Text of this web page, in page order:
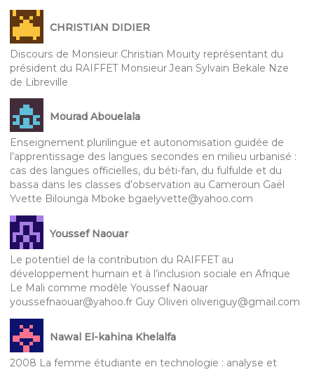
CHRISTIAN DIDIER
Discours de Monsieur Christian Mouity représentant du
président du RAIFFET Monsieur Jean Sylvain Bekale Nze
de Libreville
Mourad Abouelala
Enseignement plurilingue et autonomisation guidée de
l’apprentissage des langues secondes en milieu urbanisé :
cas des langues officielles, du béti-fan, du fulfulde et du
bassa dans les classes d’observation au Cameroun Gaël
Yvette Bilounga Mboke bgaelyvette@yahoo.com
Youssef Naouar
Le potentiel de la contribution du RAIFFET au
développement humain et à l’inclusion sociale en Afrique
Le Mali comme modèle Youssef Naouar
youssefnaouar@yahoo.fr Guy Oliveri oliveriguy@gmail.com
Nawal El-kahina Khelalfa
2008 La femme étudiante en technologie : analyse et